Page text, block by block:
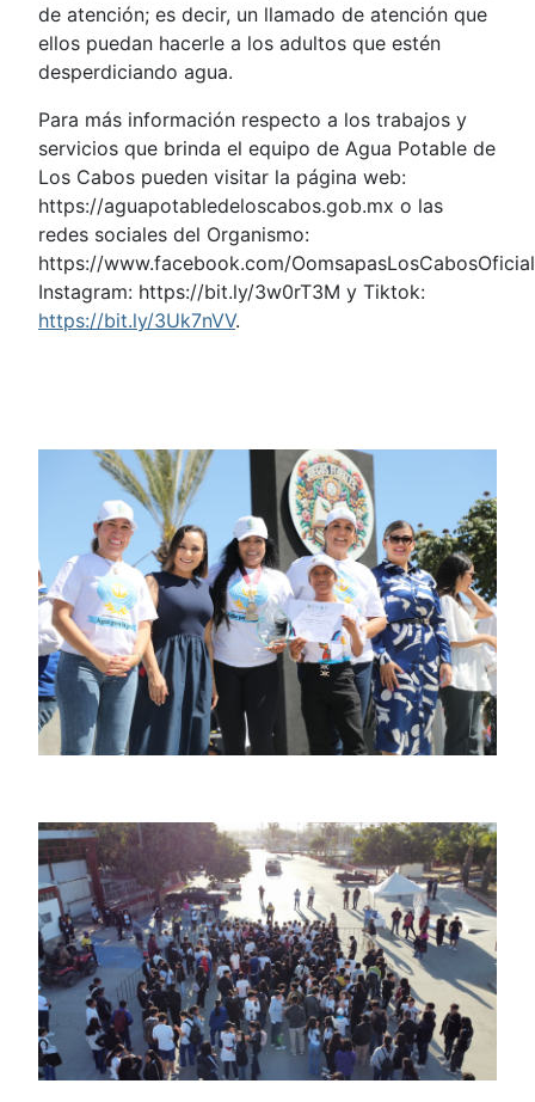
de atención; es decir, un llamado de atención que
ellos puedan hacerle a los adultos que estén
desperdiciando agua.
Para más información respecto a los trabajos y
servicios que brinda el equipo de Agua Potable de
Los Cabos pueden visitar la página web:
https://aguapotabledeloscabos.gob.mx o las
redes sociales del Organismo:
https://www.facebook.com/
Instagram: https://bit.ly/3w0rT3M y Tiktok:
https://bit.ly/3Uk7nVV.